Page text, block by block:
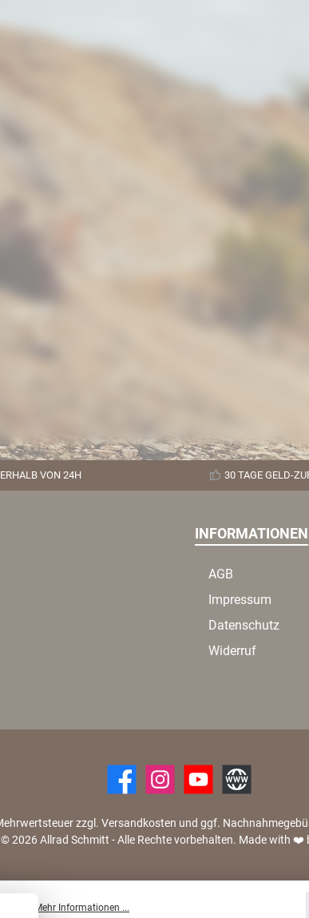
VON 24H 30 TAGE GELD-
INFORMATIONEN
AGB
Impressum
Datenschutz
Widerruf
zzgl. Versandkosten und ggf.
© 2026 Allrad Schmitt - Alle Rechte vorbehalten. Made with ❤️
Mehr Informationen ...